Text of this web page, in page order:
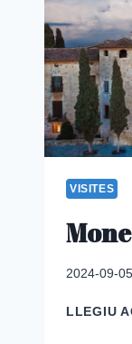
VISITES
2024-09-05
LLEGIU